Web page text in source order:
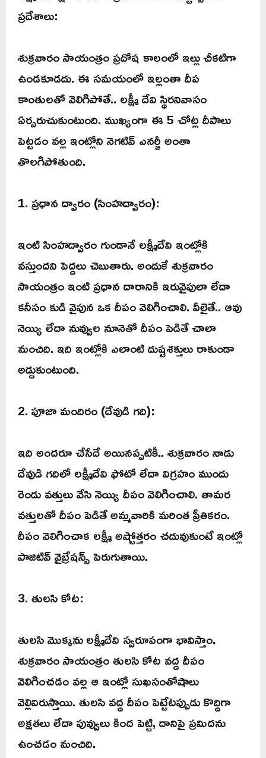
ప్రదేశాలు:
శుక్రవారం సాయంత్రం ప్రదోష కాలంలో ఇల్లు చీకటిగా
ఉండకూడదు. ఈ సమయంలో ఇల్లంతా దీప
కాంతులతో వెలిగిపోతే.. లక్ష్మీ దేవి స్థిరనివాసం
ఏర్పరుచుకుంటుంది. ముఖ్యంగా ఈ 5 చోట్ల దీపాలు
పెట్టడం వల్ల ఇంట్లోని నెగటివ్ ఎనర్జీ అంతా
తొలగిపోతుంది.
1. ప్రధాన ద్వారం (సింహద్వారం):
ఇంటి సింహద్వారం గుండానే లక్ష్మీదేవి ఇంట్లోకి
వస్తుందని పెద్దలు చెబుతారు. అందుకే శుక్రవారం
సాయంత్రం ఇంటి ప్రధాన దారానికి ఇరువైపులా లేదా
కనీసం కుడి వైపున ఒక దీపం వెలిగించాలి. వీలైతే.. ఆవు
నెయ్యి లేదా నువ్వుల నూనెతో దీపం పెడితే చాలా
మంచిది. ఇది ఇంట్లోకి ఎలాంటి దుష్టశక్తులు రాకుండా
అడ్డుకుంటుంది.
2. పూజా మందిరం (దేవుడి గది):
ఇది అందరూ చేసేదే అయినప్పటికీ.. శుక్రవారం నాడు
దేవుడి గదిలో లక్ష్మీదేవి ఫోటో లేదా విగ్రహం ముందు
రెండు వత్తులు వేసి నెయ్యి దీపం వెలిగించాలి. తామర
వత్తులతో దీపం పెడితే అమ్మవారికి మరింత ప్రీతికరం.
దీపం వెలిగించాక లక్ష్మీ అష్టోత్తరం చదువుకుంటే ఇంట్లో
పాజిటివ్ వైబ్రేషన్స్ పెరుగుతాయి.
3. తులసి కోట:
తులసి మొక్కను లక్ష్మీదేవి స్వరూపంగా భావిస్తాం.
శుక్రవారం సాయంత్రం తులసి కోట వద్ద దీపం
వెలిగించడం వల్ల ఆ ఇంట్లో సుఖసంతోషాలు
వెల్లివిరుస్తాయి. తులసి వద్ద దీపం పెట్టేటప్పుడు కొద్దిగా
అక్షతలు లేదా పువ్వులు కింద పెట్టి, దానిపై ప్రమిదను
ఉంచడం మంచిది.